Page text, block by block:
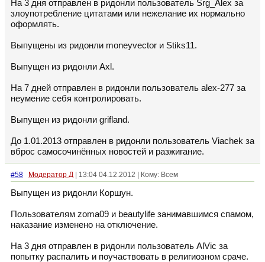
На 3 дня отправлен в ридонли пользователь Srg_Alex за
злоупотребление цитатами или нежелание их нормально
оформлять.
Выпущены из ридонли moneyvector и Stiks11.
Выпущен из ридонли Axl.
На 7 дней отправлен в ридонли пользователь alex-277 за
неумение себя контролировать.
Выпущен из ридонли grifland.
До 1.01.2013 отправлен в ридонли пользователь Viachek за
вброс самосочинённых новостей и разжигание.
#58 Модератор Д | 13:04 04.12.2012 | Кому: Всем
Выпущен из ридонли Коршун.
Пользователям zoma09 и beautylife занимавшимся спамом,
наказание изменено на отключение.
На 3 дня отправлен в ридонли пользователь AlVic за
попытку распалить и поучаствовать в религиозном сраче.